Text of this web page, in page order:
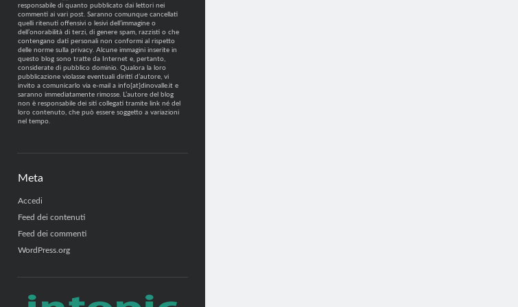
responsabile di quanto pubblicato dai lettori nei
commenti ai vari post. Saranno comunque cancellati
quelli ritenuti offensivi o lesivi dell’immagine o
dell’onorabilità di terzi, di genere spam, razzisti o che
contengano dati personali non conformi al rispetto
delle norme sulla privacy. Alcune immagini inserite in
questo blog sono tratte da Internet e, pertanto,
considerate di pubblico dominio. Qualora la loro
pubblicazione violasse eventuali diritti d’autore, vi
invito a comunicarlo via e-mail a info[at]dinovalle.it e
saranno immediatamente rimosse. L’autore del blog
non è responsabile dei siti collegati tramite link né del
loro contenuto, che può essere soggetto a variazioni
nel tempo.
Meta
Accedi
Feed dei contenuti
Feed dei commenti
WordPress.org